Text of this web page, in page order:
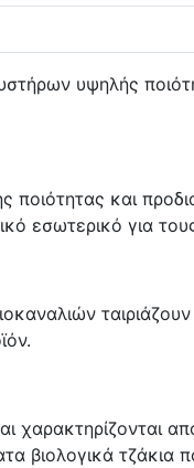
υψηλής
ποιότητας και
εσωτερικό για
χαρακτηρίζονται
βιολογικά